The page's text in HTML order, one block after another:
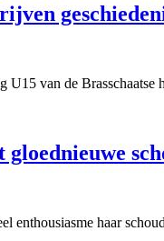
U15 van de
enthousiasme haar